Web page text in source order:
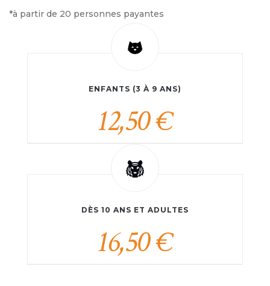
*à partir de 20 personnes payantes
ENFANTS (3 À 9 ANS)
12,50 €
DÈS 10 ANS ET ADULTES
16,50 €